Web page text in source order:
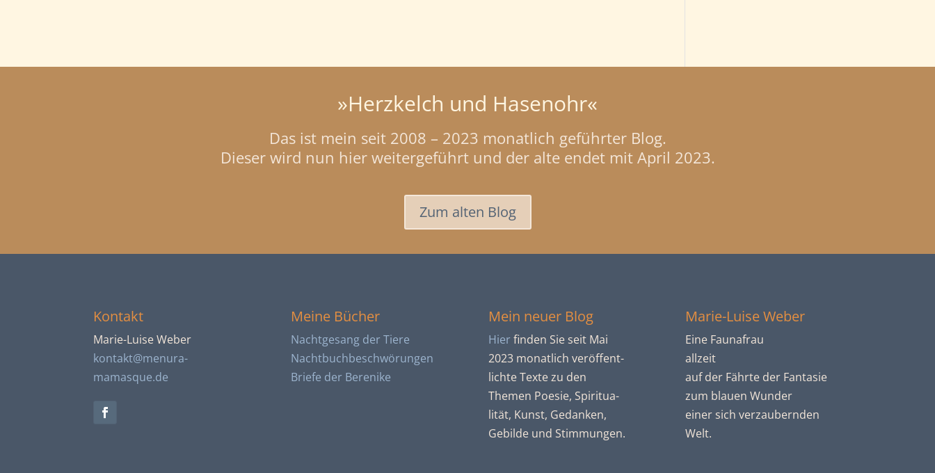
»Herzkelch und Hasenohr«
Das ist mein seit 2008 – 2023 monatlich geführter Blog.
Dieser wird nun hier weitergeführt und der alte endet mit April 2023.
Zum alten Blog
Kontakt
Marie-Luise Weber
kontakt@menura-
mamasque.de
Meine Bücher
Nachtgesang der Tiere
Nachtbuch­beschwörungen
Briefe der Berenike
Mein neuer Blog
Hier finden Sie seit Mai
2023 monatlich ver­öffent­
lichte Texte zu den
Themen Poesie, Spiritua­
lität, Kunst, Gedanken,
Gebilde und Stim­mun­gen.
Marie-Luise Weber
Eine Faunafrau
allzeit
auf der Fährte der Fantasie
zum blauen Wunder
einer sich verzaubernden
Welt.